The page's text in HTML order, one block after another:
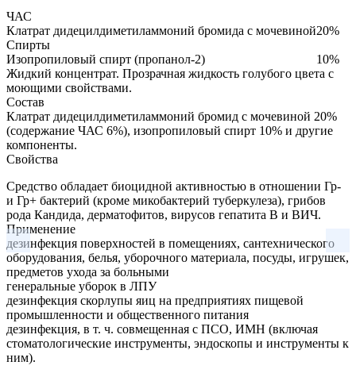
ЧАС
Клатрат дидецилдиметиламмоний бромида с мочевиной20%
Спирты
Изопропиловый спирт (пропанол-2)
10%
Жидкий концентрат. Прозрачная жидкость голубого цвета с
моющими свойствами.
Состав
Клатрат дидецилдиметиламмоний бромид с мочевиной 20%
(содержание ЧАС 6%), изопропиловый спирт 10% и другие
компоненты.
Свойства
Средство обладает биоцидной активностью в отношении Гр-
и Гр+ бактерий (кроме микобактерий туберкулеза), грибов
рода Кандида, дерматофитов, вирусов гепатита В и ВИЧ.
Применение
дезинфекция поверхностей в помещениях, сантехнического
оборудования, белья, уборочного материала, посуды, игрушек,
предметов ухода за больными
генеральные уборок в ЛПУ
дезинфекция скорлупы яиц на предприятиях пищевой
промышленности и общественного питания
дезинфекция, в т. ч. совмещенная с ПСО, ИМН (включая
стоматологические инструменты, эндоскопы и инструменты к
ним).